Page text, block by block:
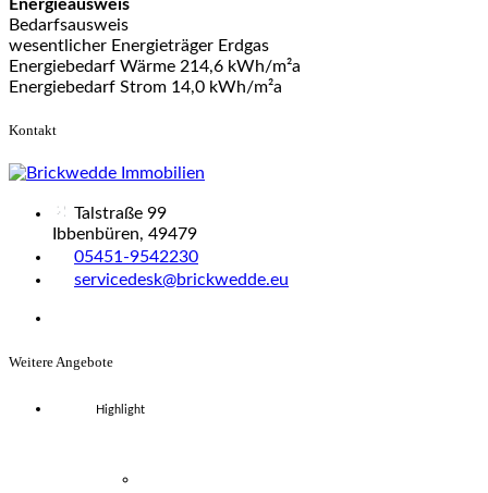
Energieausweis
Bedarfsausweis
wesentlicher Energieträger Erdgas
Energiebedarf Wärme 214,6 kWh/m²a
Energiebedarf Strom 14,0 kWh/m²a
Kontakt
Talstraße 99
Ibbenbüren, 49479
05451-9542230
servicedesk@brickwedde.eu
Weitere Angebote
Highlight